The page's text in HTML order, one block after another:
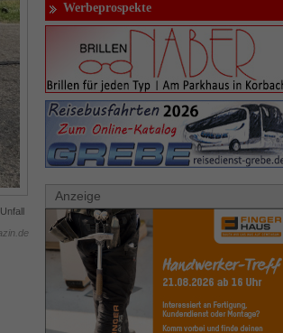
Werbeprospekte
Anzeige